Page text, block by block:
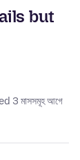
but
3 মাসসমূহ আগে